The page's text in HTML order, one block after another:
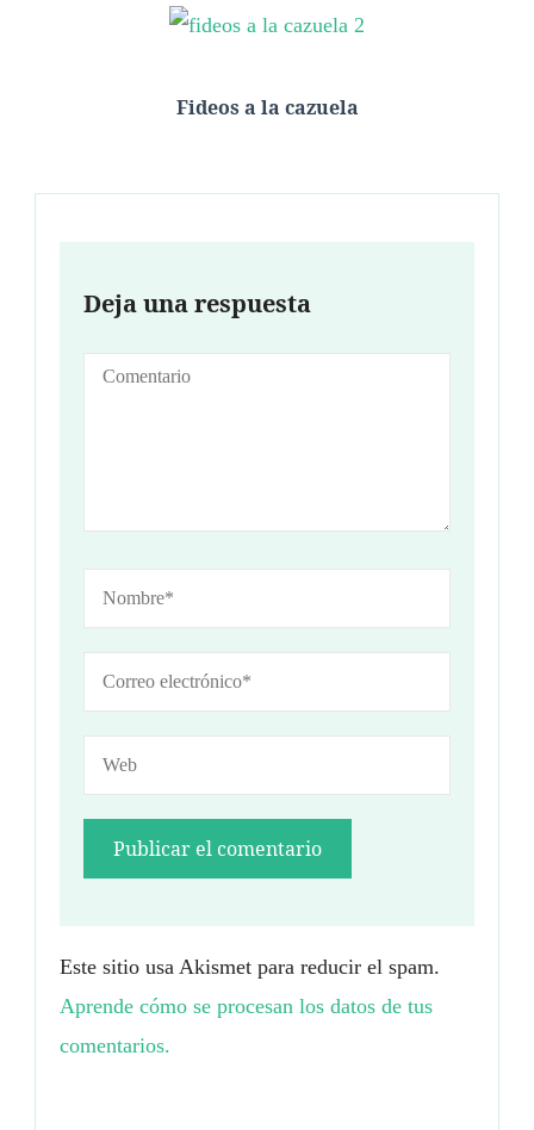
Fideos a la cazuela
Deja una respuesta
Este sitio usa Akismet para reducir el spam.
Aprende cómo se procesan los datos de tus
comentarios.